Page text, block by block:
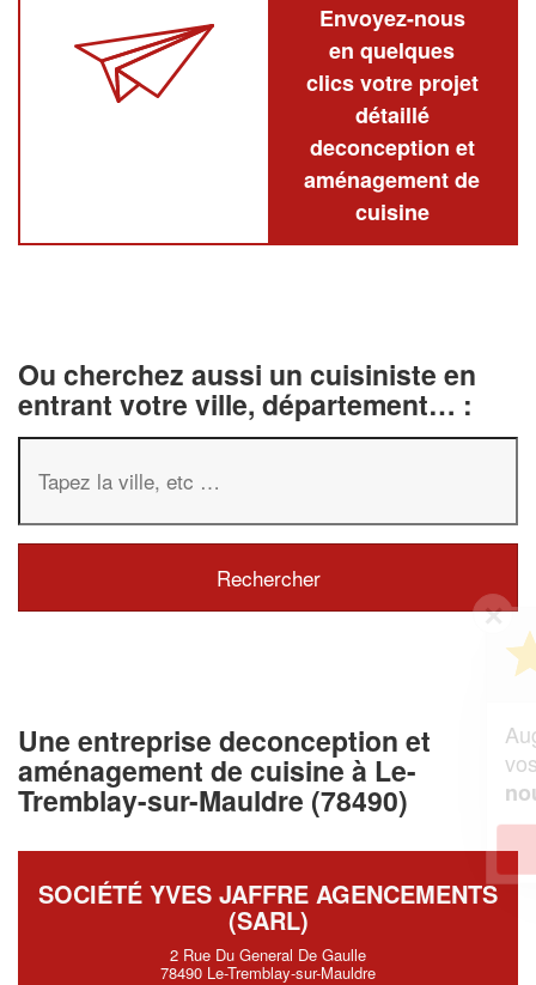
Envoyez-nous
en quelques
clics votre projet
détaillé
deconception et
aménagement de
cuisine
Ou cherchez aussi un cuisiniste en
entrant votre ville, département… :
Une entreprise deconception et
aménagement de cuisine à Le-
Tremblay-sur-Mauldre (78490)
SOCIÉTÉ YVES JAFFRE AGENCEMENTS
(SARL)
2 Rue Du General De Gaulle
78490 Le-Tremblay-sur-Mauldre
✕
Augmentez votrechiffre d'affaires
et
vos margestout en gagnant de
nouveaux clients!
En savoir plus